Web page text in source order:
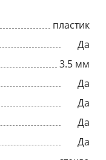
пластик
Да
3.5 мм
Да
Да
Да
Да